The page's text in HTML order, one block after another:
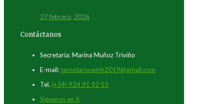
27 febrero, 2026
Contáctanos
Secretaría: Marina Muñoz Triviño
E-mail: secretariasemh2019@gmail.com
Tel. (+34) 924 91 92 55
Síguenos en X